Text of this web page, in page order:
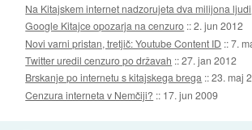
Na Kitajskem internet nadzorujeta dva milijona ljudi
Google Kitajce opozarja na cenzuro ::2. jun 2012
Novi varni pristan, tretjič: Youtube Content ID ::7.
Twitter uredil cenzuro po državah ::27. jan 2012
Brskanje po internetu s kitajskega brega ::23. maj
Cenzura interneta v Nemčiji? :: 17. jun 2009